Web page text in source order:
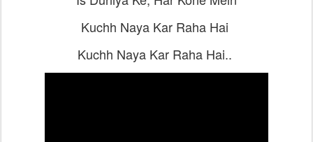
Kuchh Naya Kar Raha Hai
Kuchh Naya Kar Raha Hai..